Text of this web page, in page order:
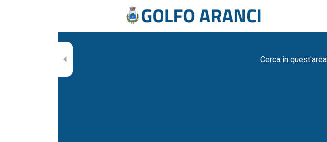
Cerca in quest'area